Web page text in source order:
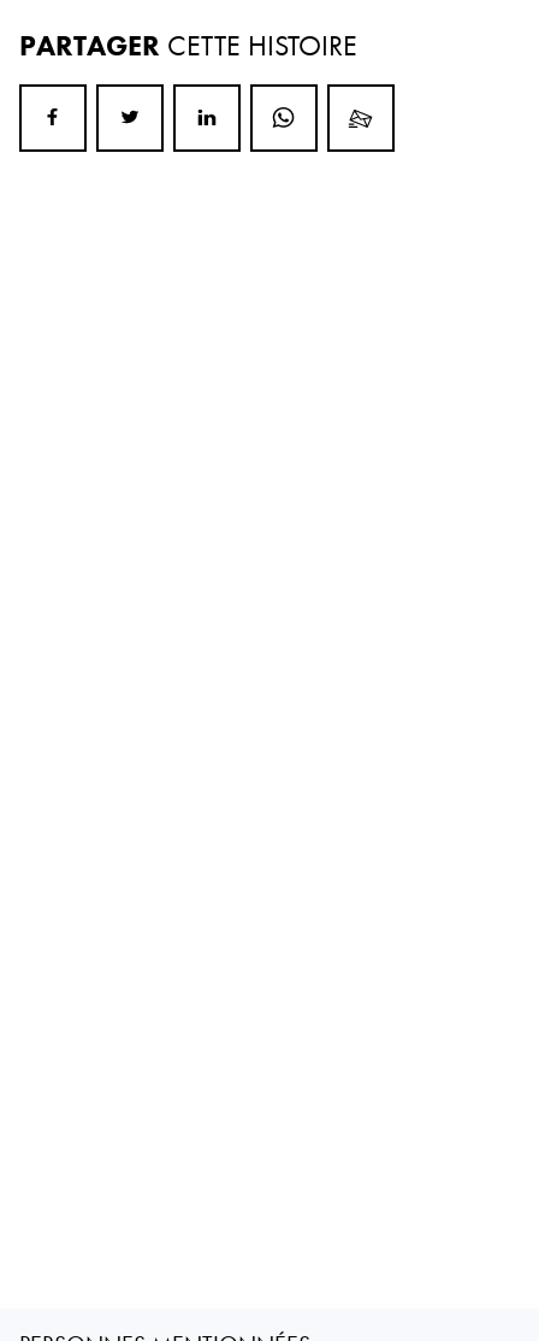
PARTAGER CETTE HISTOIRE